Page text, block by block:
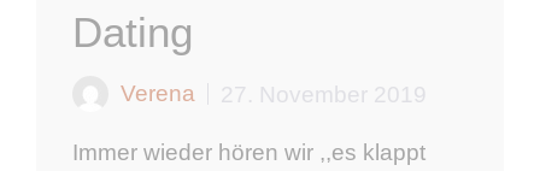
Dating
Verena 27. November 2019
Immer wieder hören wir ,,es klappt